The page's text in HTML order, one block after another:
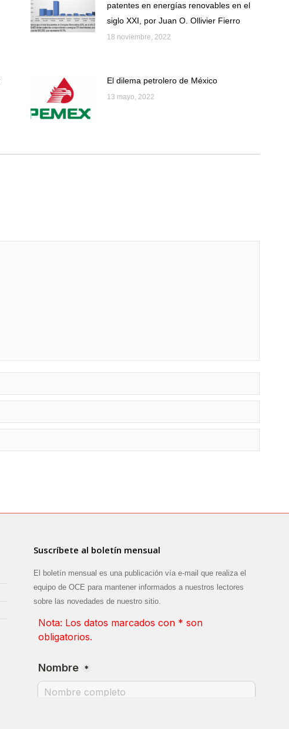
patentes en energías renovables en el
siglo XXI, por Juan O. Ollivier Fierro
18 noviembre, 2022
El dilema petrolero de México
13 mayo, 2022
Suscríbete al boletín mensual
El boletín mensual es una publicación vía e-mail que realiza el
equipo de OCE para mantener informados a nuestros lectores
sobre las novedades de nuestro sitio.